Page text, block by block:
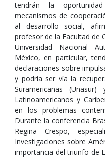
tendrán la
mecanismos de
al desarrollo social,
profesor de la Facultad de
Universidad Nacional
México, en particular,
declaraciones sobre
y podría ser vía la
Suramericanas
Latinoamericanos y
en los problemas
Durante la conferencia
Regina Crespo,
Investigaciones sobre
importancia del triunfo de